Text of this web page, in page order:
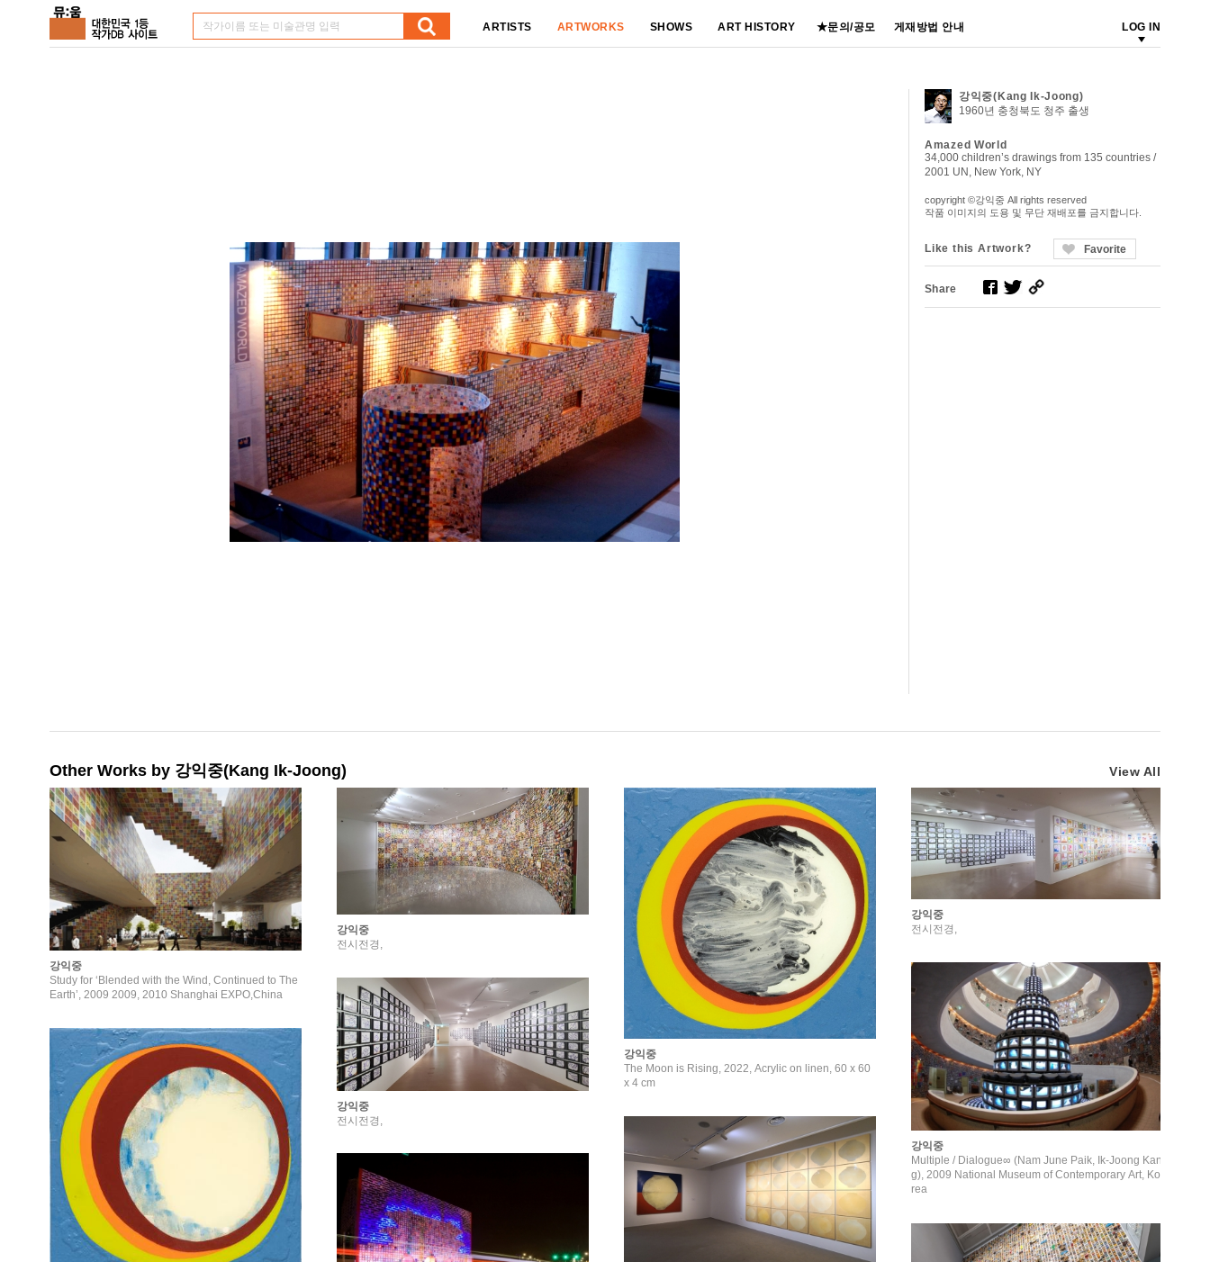
ARTISTS ARTWORKS SHOWS ART HISTORY ★문의/공모 게재방법 안내 LOG IN
강익중(Kang Ik-Joong)
1960년 충청북도 청주 출생
Amazed World
34,000 children’s drawings from 135 countries /
2001 UN, New York, NY
copyright ©강익중 All rights reserved
작품 이미지의 도용 및 무단 재배포를 금지합니다.
Like this Artwork? Favorite
Share
Other Works by 강익중(Kang Ik-Joong) View All
강익중
Study for ‘Blended with the Wind, Continued to The
Earth’, 2009 2009, 2010 Shanghai EXPO,China
강익중
전시전경,
강익중
The Moon is Rising, 2022, Acrylic on linen, 60 x 60
x 4 cm
강익중
전시전경,
강익중
Multiple / Dialogue∞ (Nam June Paik, Ik-Joong Kan
g), 2009 National Museum of Contemporary Art, Ko
rea
강익중
전시전경,